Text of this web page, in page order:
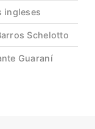
ingleses
Schelotto
Guaraní